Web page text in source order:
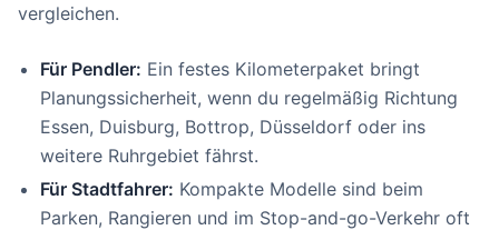
vergleichen.
Für Pendler: Ein festes Kilometerpaket bringt
Planungssicherheit, wenn du regelmäßig Richtung
Essen, Duisburg, Bottrop, Düsseldorf oder ins
weitere Ruhrgebiet fährst.
Für Stadtfahrer: Kompakte Modelle sind beim
Parken, Rangieren und im Stop-and-go-Verkehr oft